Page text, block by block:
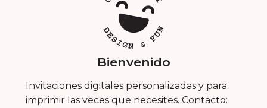
Bienvenido
Invitaciones digitales personalizadas y para
imprimir las veces que necesites. Contacto: